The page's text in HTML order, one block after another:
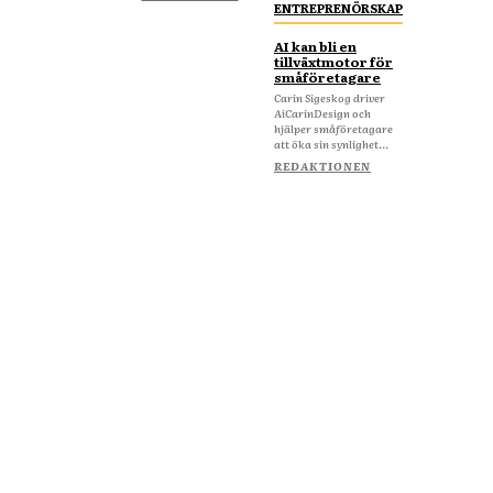
ENTREPRENÖRSKAP
AI kan bli en
tillväxtmotor för
småföretagare
Carin Sigeskog driver
AiCarinDesign och
hjälper småföretagare
att öka sin synlighet...
REDAKTIONEN